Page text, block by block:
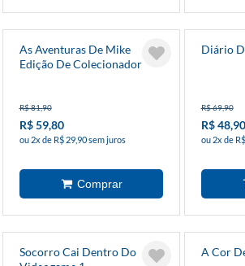
As Aventuras De Mike
Edição De Colecionador
R$ 81,90
R$ 59,80
ou 2x de R$ 29,90 sem juros
Diário
R$ 69,90
R$ 48,90
ou 2x de
Socorro Cai Dentro Do
A Cor